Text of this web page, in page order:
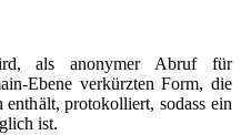
als anonymer Abruf für
Ebene verkürzten Form, die
enthält, protokolliert, sodass ein
ist.